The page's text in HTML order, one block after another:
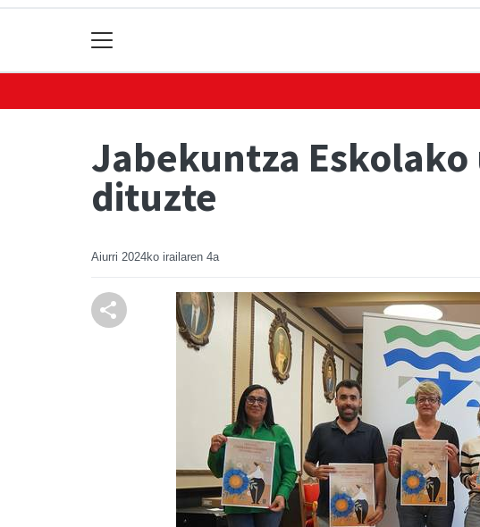
Jabekuntza
dituzte
Aiurri 2024ko irailaren 4a